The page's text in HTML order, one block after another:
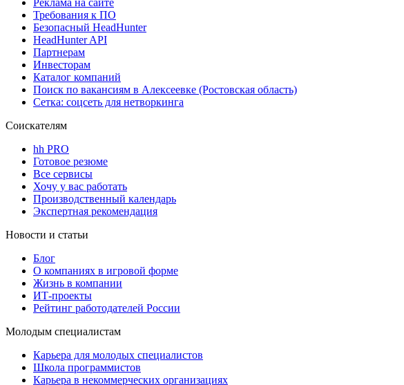
Требования к ПО
Безопасный HeadHunter
HeadHunter API
Партнерам
Инвесторам
Каталог компаний
Поиск по вакансиям в Алексеевке (Ростовская область)
Сетка: соцсеть для нетворкинга
Соискателям
hh PRO
Готовое резюме
Все сервисы
Хочу у вас работать
Производственный календарь
Экспертная рекомендация
Новости и статьи
Блог
О компаниях в игровой форме
Жизнь в компании
ИТ-проекты
Рейтинг работодателей России
Молодым специалистам
Карьера для молодых специалистов
Школа программистов
Карьера в некоммерческих организациях